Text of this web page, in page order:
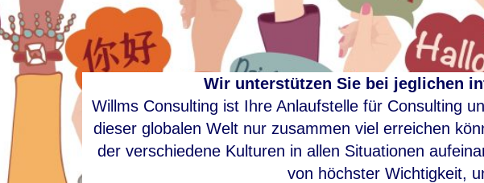
Wir unterstützen Sie bei jeglichen
Willms Consulting ist Ihre Anlaufstelle für Consulting
dieser globalen Welt nur zusammen viel erreichen
der verschiedene Kulturen in allen Situationen
von höchster Wichtigkeit,